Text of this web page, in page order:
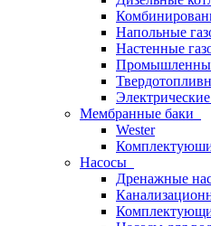
Напольные
Настенные
Мембранные баки
Wester
Насосы
Дренажные